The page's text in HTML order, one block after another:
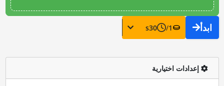
ابدأ 1
/
30
s
إعدادات اختيارية